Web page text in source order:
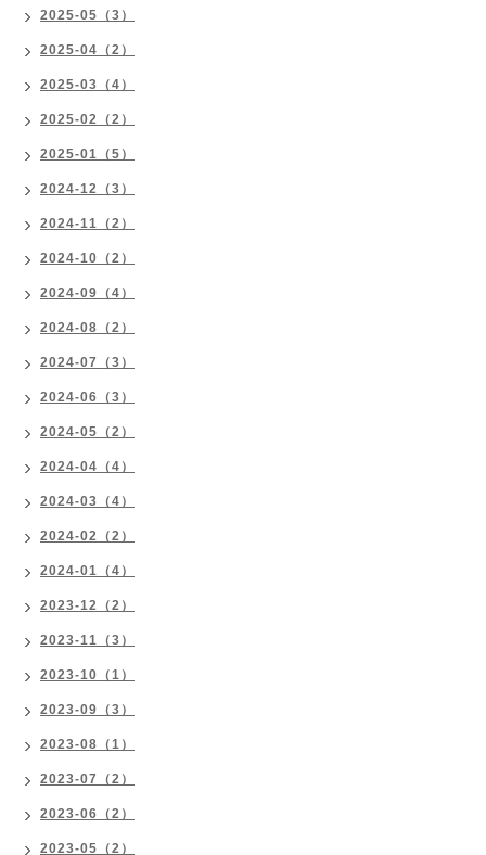
2025-05（3）
2025-04（2）
2025-03（4）
2025-02（2）
2025-01（5）
2024-12（3）
2024-11（2）
2024-10（2）
2024-09（4）
2024-08（2）
2024-07（3）
2024-06（3）
2024-05（2）
2024-04（4）
2024-03（4）
2024-02（2）
2024-01（4）
2023-12（2）
2023-11（3）
2023-10（1）
2023-09（3）
2023-08（1）
2023-07（2）
2023-06（2）
2023-05（2）